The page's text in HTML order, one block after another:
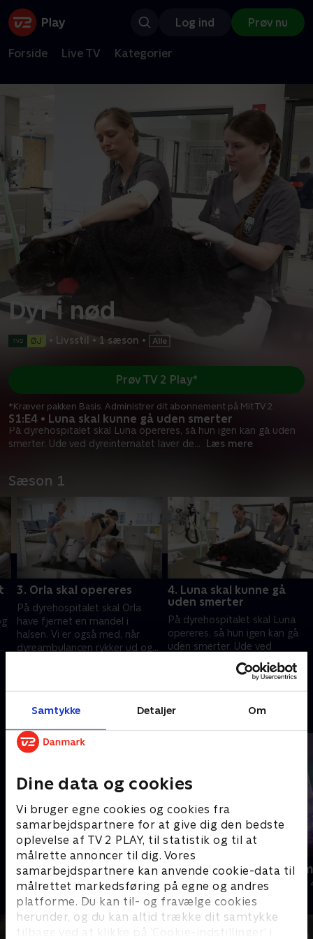
Samtykke Detaljer Om
Dine data og cookies
Vi bruger egne cookies og cookies fra
samarbejdspartnere for at give dig den bedste
oplevelse af TV 2 PLAY, til statistik og til at
målrette annoncer til dig. Vores
samarbejdspartnere kan anvende cookie-data til
målrettet markedsføring på egne og andres
platforme. Du kan til- og fravælge cookies
herunder, og du kan altid trække dit samtykke
tilbage ved at klikke på ’Cookie-indstillinger’ i
Log ind Prøv nu
Forside Live TV Kategorier
Dyr i nød
• Livsstil • 1 sæson •
S1:E4 • Luna skal kunne gå uden smerter
På dyrehospitalet skal Luna opereres, så hun igen kan gå uden
smerter. Ude ved dyreinternatet laver de... Læs mere
Prøv TV 2 Play*
*Kræver pakken Basis. Administrer dit abonnement på Mit TV 2.
Sæson 1
3. Orla skal opereres
På dyrehospitalet skal Orla
have fjernet en mandel i
halsen. Vi er også med, når
dyreambulancen rykker ud og
4. Luna skal kunne gå
uden smerter
På dyrehospitalet skal Luna
opereres, så hun igen kan gå
uden smerter. Ude ved
reklamevideoer, så en hund
Andre så også
Jul i hjertet af England
2023 • Livsstil • 44 min
Julelys for
2022 • Livsstil •